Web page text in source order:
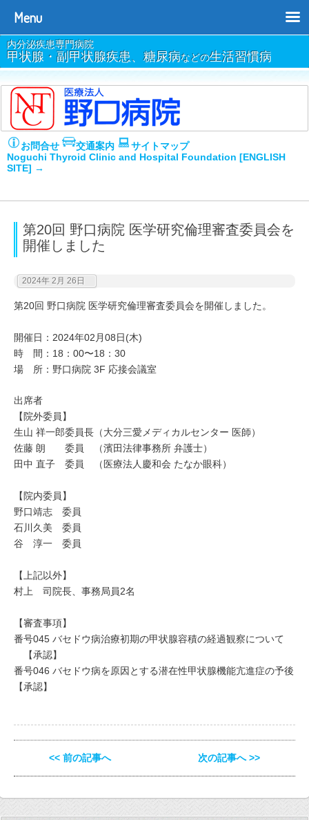
内分泌疾患専門病院
甲状腺・副甲状腺疾患、糖尿病などの生活習慣病
お問合せ 交通案内
サイトマップ
Noguchi Thyroid Clinic and Hospital Foundation [ENGLISH
SITE] →
第20回 野口病院 医学研究倫理審査委員会を
開催しました
2024年 2月 26日
第20回 野口病院 医学研究倫理審査委員会を開催しました。
開催日：2024年02月08日(木)
時 間：18：00〜18：30
場 所：野口病院 3F 応接会議室
出席者
【院外委員】
生山 祥一郎委員長（大分三愛メディカルセンター 医師）
佐藤 朗 委員 （濱田法律事務所 弁護士）
田中 直子 委員 （医療法人慶和会 たなか眼科）
【院内委員】
野口靖志 委員
石川久美 委員
谷 淳一 委員
【上記以外】
村上 司院長、事務局員2名
【審査事項】
番号045 バセドウ病治療初期の甲状腺容積の経過観察について
【承認】
番号046 バセドウ病を原因とする潜在性甲状腺機能亢進症の予後
【承認】
<< 前の記事へ 次の記事へ >>
Menu